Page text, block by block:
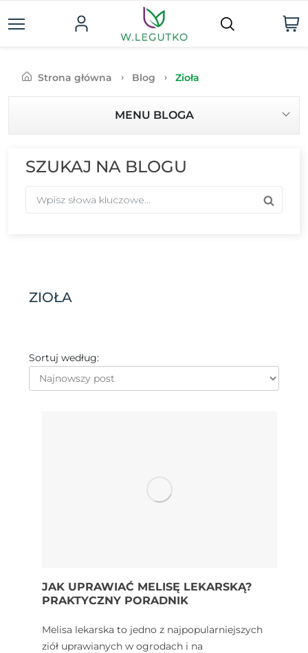
Strona główna Blog Zioła
MENU BLOGA
SZUKAJ NA BLOGU
ZIOŁA
Sortuj według:
JAK UPRAWIAĆ MELISĘ LEKARSKĄ?
PRAKTYCZNY PORADNIK
Melisa lekarska to jedno z najpopularniejszych
ziół uprawianych w ogrodach i na